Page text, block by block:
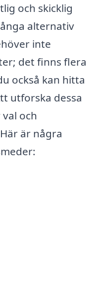
och skicklig
alternativ
inte
det finns flera
också kan hitta
utforska dessa
och
är några